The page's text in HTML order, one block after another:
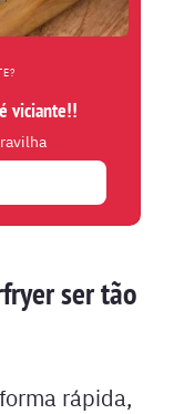
viciante!!
ser tão
rápida,